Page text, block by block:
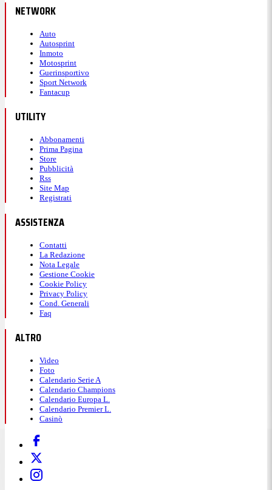
NETWORK
Auto
Autosprint
Inmoto
Motosprint
Guerinsportivo
Sport Network
Fantacup
UTILITY
Abbonamenti
Prima Pagina
Store
Pubblicità
Rss
Site Map
Registrati
ASSISTENZA
Contatti
La Redazione
Nota Legale
Gestione Cookie
Cookie Policy
Privacy Policy
Cond. Generali
Faq
ALTRO
Video
Foto
Calendario Serie A
Calendario Champions
Calendario Europa L.
Calendario Premier L.
Casinò